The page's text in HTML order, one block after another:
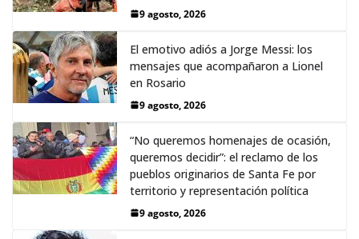
9 agosto, 2026
El emotivo adiós a Jorge Messi: los
mensajes que acompañaron a Lionel
en Rosario
9 agosto, 2026
“No queremos homenajes de ocasión,
queremos decidir”: el reclamo de los
pueblos originarios de Santa Fe por
territorio y representación política
9 agosto, 2026